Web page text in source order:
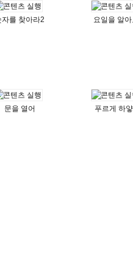
자를 찾아라2 요일을 알
문을 열어 푸르게 하